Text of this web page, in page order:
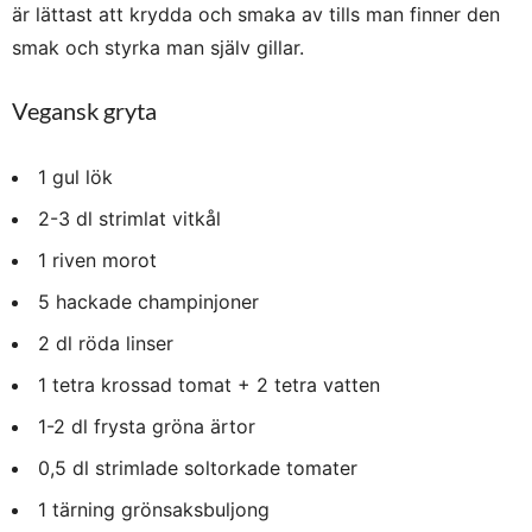
är lättast att krydda och smaka av tills man finner den
smak och styrka man själv gillar.
Vegansk gryta
1 gul lök
2-3 dl strimlat vitkål
1 riven morot
5 hackade champinjoner
2 dl röda linser
1 tetra krossad tomat + 2 tetra vatten
1-2 dl frysta gröna ärtor
0,5 dl strimlade soltorkade tomater
1 tärning grönsaksbuljong